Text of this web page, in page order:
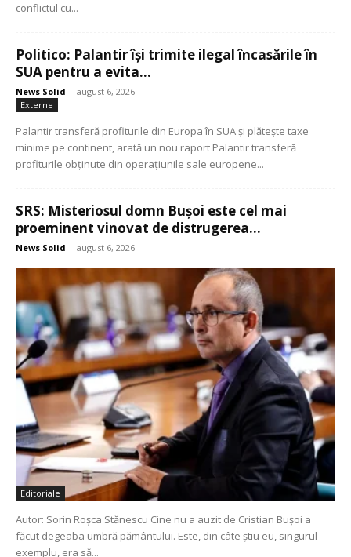
conflictul cu...
Politico: Palantir își trimite ilegal încasările în
SUA pentru a evita...
News Solid - august 6, 2026
Externe
Palantir transferă profiturile din Europa în SUA și plătește taxe
minime pe continent, arată un nou raport Palantir transferă
profiturile obținute din operațiunile sale europene...
SRS: Misteriosul domn Bușoi este cel mai
proeminent vinovat de distrugerea...
News Solid - august 6, 2026
Editoriale
Autor: Sorin Roșca Stănescu Cine nu a auzit de Cristian Bușoi a
făcut degeaba umbră pământului. Este, din câte știu eu, singurul
exemplu, era să...